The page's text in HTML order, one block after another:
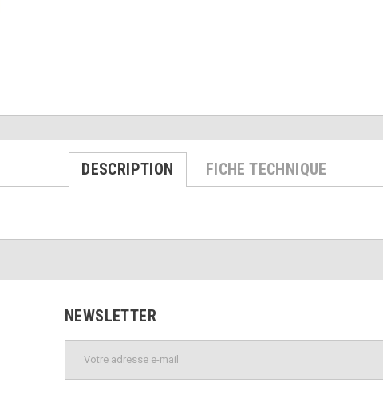
DESCRIPTION FICHE TECHNIQUE
NEWSLETTER